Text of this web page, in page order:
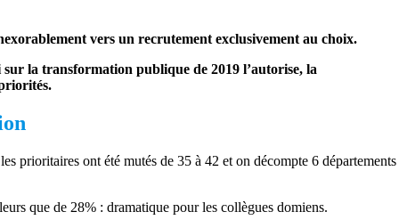
vers un recrutement exclusivement au choix.
la transformation publique de 2019 l’autorise, la
prioritaires ont été mutés de 35 à 42 et on décompte 6 départements
que de 28% : dramatique pour les collègues domiens.